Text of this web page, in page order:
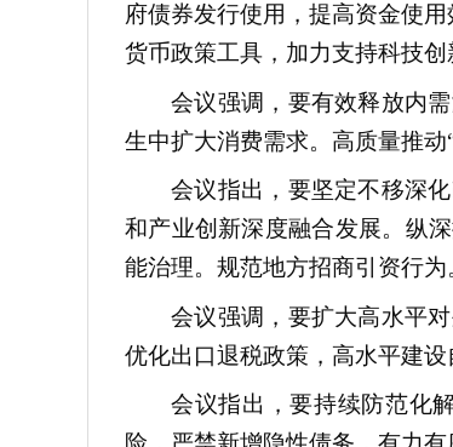
府债券发行使用，提高资金使
货币政策工具，加力支持科技
会议强调，要有效释放内
生中扩大消费需求。高质量推动
会议指出，要坚定不移深
和产业创新深度融合发展。纵
能治理。规范地方招商引资行为
会议强调，要扩大高水平
优化出口退税政策，高水平建设
会议指出，要持续防范化